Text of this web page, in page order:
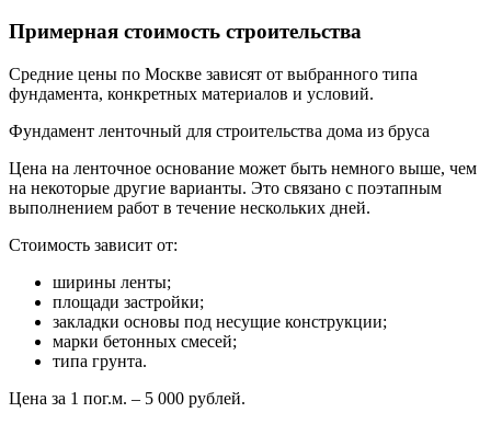
Примерная стоимость строительства
Средние цены по Москве зависят от выбранного типа
фундамента, конкретных материалов и условий.
Фундамент ленточный для строительства дома из бруса
Цена на ленточное основание может быть немного выше, чем
на некоторые другие варианты. Это связано с поэтапным
выполнением работ в течение нескольких дней.
Стоимость зависит от:
ширины ленты;
площади застройки;
закладки основы под несущие конструкции;
марки бетонных смесей;
типа грунта.
Цена за 1 пог.м. – 5 000 рублей.